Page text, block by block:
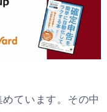
ています。その中